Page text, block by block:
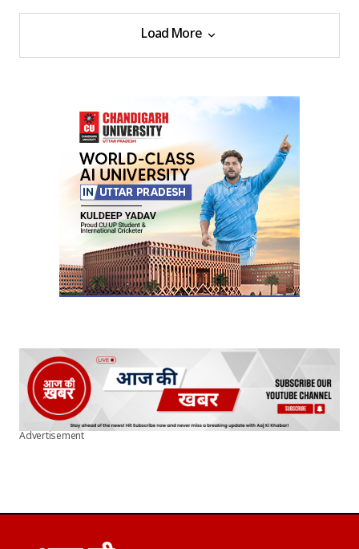
Load More
Load More
Advertisement